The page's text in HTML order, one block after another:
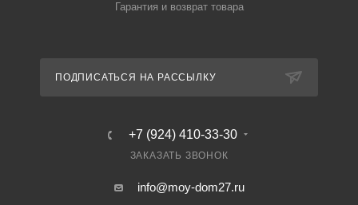
Гарантия и возврат товара
ПОДПИСАТЬСЯ НА РАССЫЛКУ
+7 (924) 410-33-30
ЗАКАЗАТЬ ЗВОНОК
info@moy-dom27.ru